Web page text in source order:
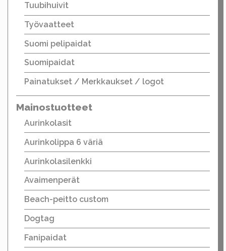
Tuubihuivit
Työvaatteet
Suomi pelipaidat
Suomipaidat
Painatukset / Merkkaukset / logot
Mainostuotteet
Aurinkolasit
Aurinkolippa 6 väriä
Aurinkolasilenkki
Avaimenperät
Beach-peitto custom
Dogtag
Fanipaidat